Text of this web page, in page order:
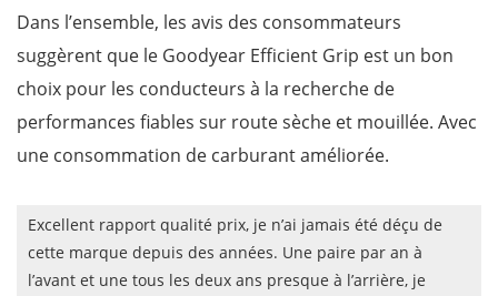
Dans l’ensemble, les avis des consommateurs
suggèrent que le Goodyear Efficient Grip est un bon
choix pour les conducteurs à la recherche de
performances fiables sur route sèche et mouillée. Avec
une consommation de carburant améliorée.
Excellent rapport qualité prix, je n’ai jamais été déçu de
cette marque depuis des années. Une paire par an à
l’avant et une tous les deux ans presque à l’arrière, je